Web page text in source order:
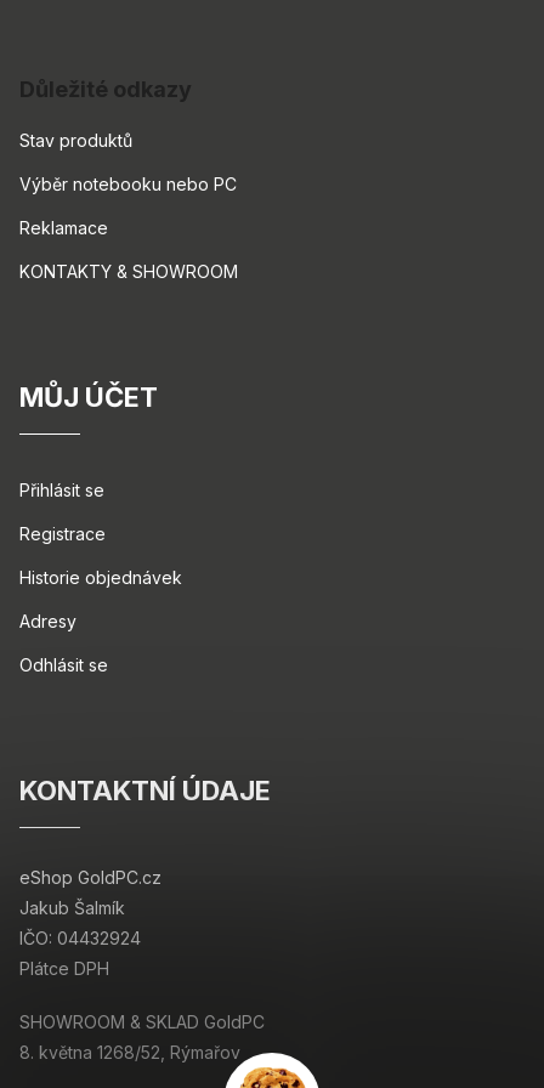
Důležité odkazy
Stav produktů
Výběr notebooku nebo PC
Reklamace
KONTAKTY & SHOWROOM
MŮJ ÚČET
Přihlásit se
Registrace
Historie objednávek
Adresy
Odhlásit se
KONTAKTNÍ ÚDAJE
eShop GoldPC.cz
Jakub Šalmík
IČO: 04432924
Plátce DPH
SHOWROOM & SKLAD GoldPC
8. května 1268/52, Rýmařov